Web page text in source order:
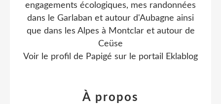
engagements écologiques, mes randonnées
dans le Garlaban et autour d'Aubagne ainsi
que dans les Alpes à Montclar et autour de
Ceüse
Voir le profil de Papigé sur le portail Eklablog
À propos